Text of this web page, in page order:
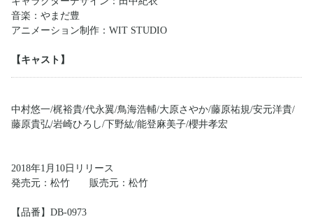
音楽：やまだ豊
アニメーション制作：WIT STUDIO
【キャスト】
中村悠一/梶裕貴/代永翼/鳥海浩輔/大原さやか/藤原祐規/安元洋貴/
藤原貴弘/岩崎ひろし/下野紘/能登麻美子/櫻井孝宏
2018年1月10日リリース
発売元：松竹 販売元：松竹
【品番】DB-0973